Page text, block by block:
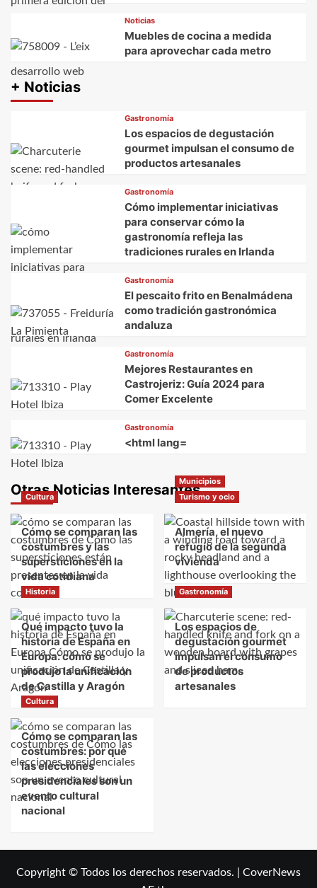
Noticias
Muebles de cocina a medida
para aprovechar cada metro
+ Noticias
Gastronomía
Los espacios de degustación
gourmet impulsan el consumo de
productos artesanales
Gastronomía
Cómo implementar iniciativas
para conservar cómo la
gastronomía refleja las
tradiciones rurales en Irlanda
Gastronomía
El pescaito frito en Benalmádena
como tradición gastronómica
andaluza
Gastronomía
Mejores Restaurantes en
Castrojeriz: Guía 2024 para
Comer Excelente
Gastronomía
<html lang=
Otras Noticias Interesantes
Cultura
Cómo se comparan las
costumbres y las
supersticiones en la
vida cotidiana
Municipios
Turismo y ocio
Almería, el nuevo
refugio de la segunda
vivienda
Historia
Qué impacto tuvo la
historia de España en
Europa: cómo se
produjo la unificación
de Castilla y Aragón
Gastronomía
Los espacios de
degustación gourmet
impulsan el consumo
de productos
artesanales
Cultura
Cómo se comparan las
costumbres: por qué
las elecciones
presidenciales son un
evento cultural
nacional
Copyright © Todos los derechos reservados.
CoverNews